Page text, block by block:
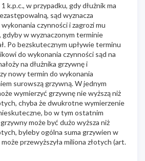
k.p.c., w przypadku, gdy dłużnik ma
sąd wyznacza
czynności i zagrozi mu
gdyby w wyznaczonym terminie
Po bezskutecznym upływie terminu
do wykonania czynności sąd na
na dłużnika grzywnę i
nowy termin do wykonania
surowszą grzywną. W jednym
wymierzyć grzywnę nie wyższą niż
chyba że dwukrotne wymierzenie
bo w tym ostatnim
może być dużo wyższa niż
byleby ogólna suma grzywien w
przewyższyła miliona złotych (art.